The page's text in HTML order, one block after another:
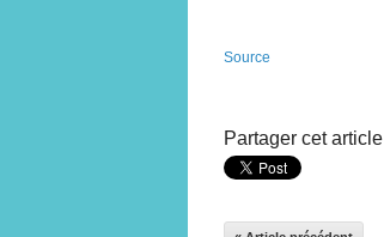
Source
Partager cet article